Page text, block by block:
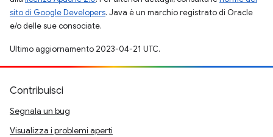
sito di Google Developers. Java è un marchio registrato di Oracle
e/o delle sue consociate.
Ultimo aggiornamento 2023-04-21 UTC.
Contribuisci
Segnala un bug
Visualizza i problemi aperti